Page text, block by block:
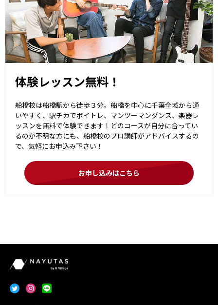
体験レッスン無料！
船橋校は船橋駅から徒歩３分。船橋を中心に千葉全域から通
いやすく、駅チカでボイトレ、マンツーマンダンス、楽器レ
ッスンを無料で体験できます！どのコースが自分に合ってい
るのか不明な方にも、船橋校のプロ講師がアドバイスするの
で、気軽にお申込み下さい！
お申し込みはこちら